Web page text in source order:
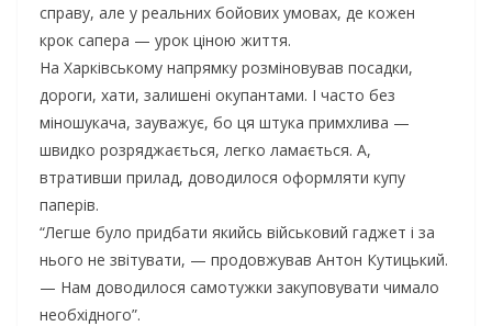
справу, але у реальних бойових умовах, де кожен
крок сапера — урок ціною життя.
На Харківському напрямку розміновував посадки,
дороги, хати, залишені окупантами. І часто без
міношукача, зауважує, бо ця штука примхлива —
швидко розряджається, легко ламається. А,
втративши прилад, доводилося оформляти купу
паперів.
“Легше було придбати якийсь військовий гаджет і за
нього не звітувати, — продовжував Антон Кутицький.
— Нам доводилося самотужки закуповувати чимало
необхідного”.